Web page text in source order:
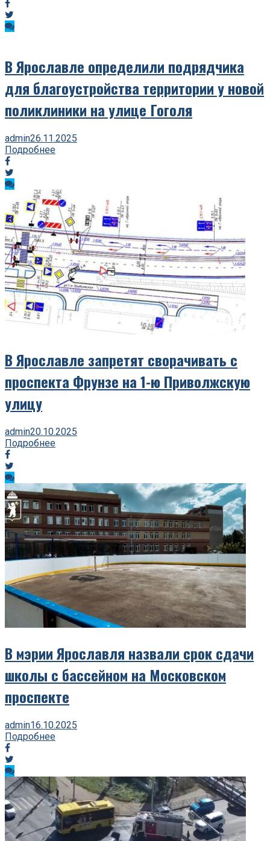
В Ярославле определили подрядчика
для благоустройства территории у новой
поликлиники на улице Гоголя
admin26.11.2025
Подробнее
В Ярославле запретят сворачивать с
проспекта Фрунзе на 1-ю Приволжскую
улицу
admin20.10.2025
Подробнее
В мэрии Ярославля назвали срок сдачи
школы с бассейном на Московском
проспекте
admin16.10.2025
Подробнее